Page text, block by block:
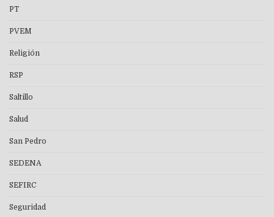
PT
PVEM
Religión
RSP
Saltillo
Salud
San Pedro
SEDENA
SEFIRC
Seguridad